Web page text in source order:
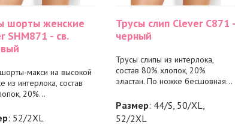
шорты женские
SHM871 - св.
макси на высокой
из интерлока, состав
20%...
: 52/2XL
Трусы слип Clever С871 -
черный
Трусы слипы из интерлока,
состав 80% хлопок, 20%
эластан. По ножке бесшовная...
Размер: 44/S, 50/XL,
52/2XL